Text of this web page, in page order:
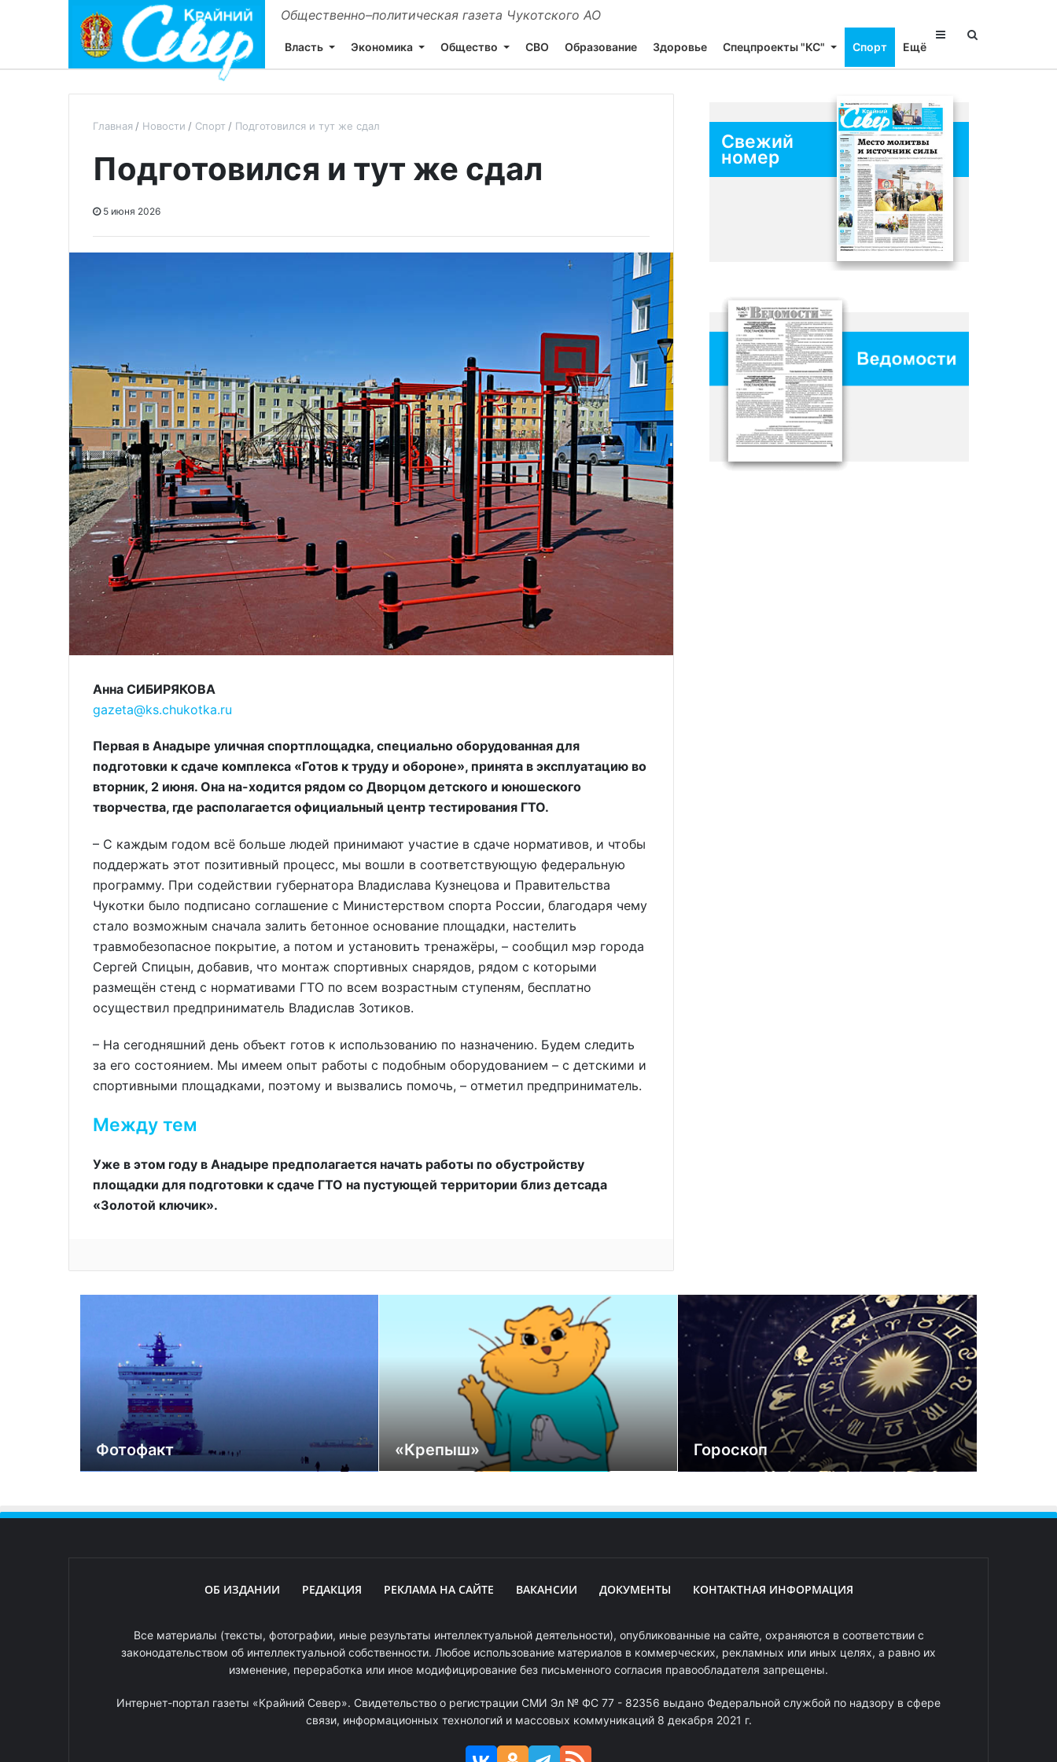
Общественно–политическая газета Чукотского АО
Власть Экономика Общество СВО Образование Здоровье Спецпроекты "КС" Спорт Ещё
Главная Новости Спорт Подготовился и тут же сдал
Подготовился и тут же сдал
5 июня 2026
Анна СИБИРЯКОВА
gazeta@ks.chukotka.ru
Первая в Анадыре уличная спортплощадка, специально оборудованная для
подготовки к сдаче комплекса «Готов к труду и обороне», принята в эксплуатацию во
вторник, 2 июня. Она на-ходится рядом со Дворцом детского и юношеского
творчества, где располагается официальный центр тестирования ГТО.
– С каждым годом всё больше людей принимают участие в сдаче нормативов, и чтобы
поддержать этот позитивный процесс, мы вошли в соответствующую федеральную
программу. При содействии губернатора Владислава Кузнецова и Правительства
Чукотки было подписано соглашение с Министерством спорта России, благодаря чему
стало возможным сначала залить бетонное основание площадки, настелить
травмобезопасное покрытие, а потом и установить тренажёры, – сообщил мэр города
Сергей Спицын, добавив, что монтаж спортивных снарядов, рядом с которыми
размещён стенд с нормативами ГТО по всем возрастным ступеням, бесплатно
осуществил предприниматель Владислав Зотиков.
– На сегодняшний день объект готов к использованию по назначению. Будем следить
за его состоянием. Мы имеем опыт работы с подобным оборудованием – с детскими и
спортивными площадками, поэтому и вызвались помочь, – отметил предприниматель.
Между тем
Уже в этом году в Анадыре предполагается начать работы по обустройству
площадки для подготовки к сдаче ГТО на пустующей территории близ детсада
«Золотой ключик».
Свежий
номер
Фотофакт «Крепыш» Гороскоп
ОБ ИЗДАНИИ РЕДАКЦИЯ РЕКЛАМА НА САЙТЕ ВАКАНСИИ ДОКУМЕНТЫ КОНТАКТНАЯ ИНФОРМАЦИЯ
Все материалы (тексты, фотографии, иные результаты интеллектуальной деятельности), опубликованные на сайте, охраняются в соответствии с
законодательством об интеллектуальной собственности. Любое использование материалов в коммерческих, рекламных или иных целях, а равно их
изменение, переработка или иное модифицирование без письменного согласия правообладателя запрещены.
Интернет-портал газеты «Крайний Север». Свидетельство о регистрации СМИ Эл № ФС 77 - 82356 выдано Федеральной службой по надзору в сфере
связи, информационных технологий и массовых коммуникаций 8 декабря 2021 г.